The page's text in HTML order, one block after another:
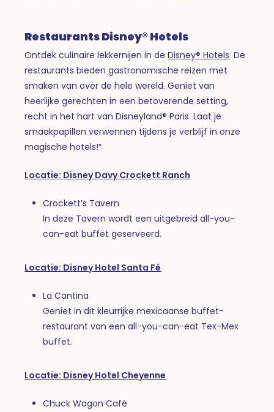
Restaurants Disney® Hotels
Ontdek culinaire lekkernijen in deDisney® Hotels. De
restaurants bieden gastronomische reizen met
smaken van over de hele wereld. Geniet van
heerlijke gerechten in een betoverende setting,
recht in het hart van Disneyland® Paris. Laat je
smaakpapillen verwennen tijdens je verblijf in onze
magische hotels!”
Locatie: Disney Davy Crockett Ranch
Crockett’s Tavern
In deze Tavern wordt een uitgebreid all-you-
can-eat buffet geserveerd.
Locatie: Disney Hotel Santa Fé
La Cantina
Geniet in dit kleurrijke mexicaanse buffet-
restaurant van een all-you-can-eat Tex-Mex
buffet.
Locatie: Disney Hotel Cheyenne
Chuck Wagon Café